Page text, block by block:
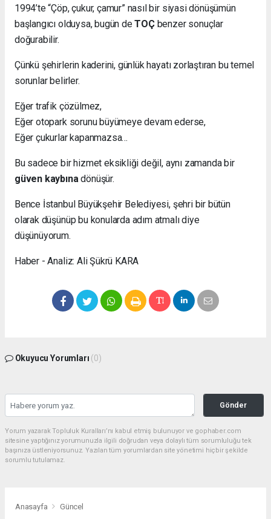
1994’te “Çöp, çukur, çamur” nasıl bir siyasi dönüşümün
başlangıcı olduysa, bugün deTOÇbenzer sonuçlar
doğurabilir.
Çünkü şehirlerin kaderini, günlük hayatı zorlaştıran bu temel
sorunlar belirler.
Eğer trafik çözülmez,
Eğer otopark sorunu büyümeye devam ederse,
Eğer çukurlar kapanmazsa…
Bu sadece bir hizmet eksikliği değil, aynı zamanda bir
güven kaybınadönüşür.
Bence İstanbul Büyükşehir Belediyesi, şehri bir bütün
olarak düşünüp bu konularda adım atmalı diye
düşünüyorum.
Haber - Analiz: Ali Şükrü KARA
Okuyucu Yorumları (0)
Gönder
Yorum yazarak Topluluk Kuralları’nı kabul etmiş bulunuyor ve gophaber.com
sitesine yaptığınız yorumunuzla ilgili doğrudan veya dolaylı tüm sorumluluğu tek
başınıza üstleniyorsunuz. Yazılan tüm yorumlardan site yönetimi hiçbir şekilde
sorumlu tutulamaz.
Anasayfa Güncel